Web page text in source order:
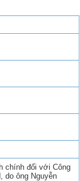
chính đối với Công
do ông Nguyễn